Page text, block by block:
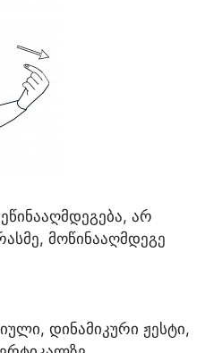
არ
მოწინააღმდეგე
დინამიკური ჟესტი,